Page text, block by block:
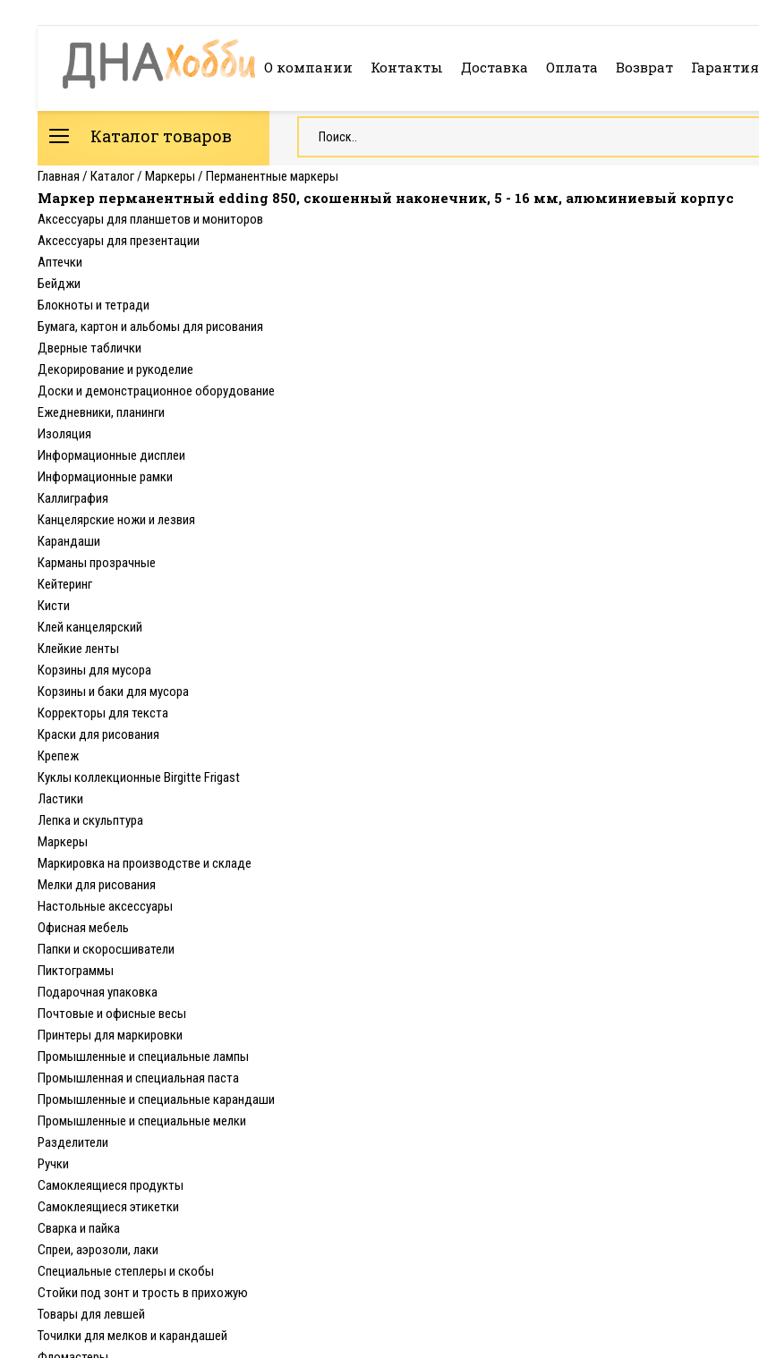
О компании Контакты Доставка Оплата Возврат Гарантия
Каталог товаров
Главная / Каталог/ Маркеры / Перманентные маркеры
Маркер перманентный edding 850, скошенный наконечник, 5 - 16 мм, алюминиевый корпус
Аксессуары для планшетов и мониторов
Аксессуары для презентации
Аптечки
Бейджи
Блокноты и тетради
Бумага, картон и альбомы для рисования
Дверные таблички
Декорирование и рукоделие
Доски и демонстрационное оборудование
Ежедневники, планинги
Изоляция
Информационные дисплеи
Информационные рамки
Каллиграфия
Канцелярские ножи и лезвия
Карандаши
Карманы прозрачные
Кейтеринг
Кисти
Клей канцелярский
Клейкие ленты
Корзины для мусора
Корзины и баки для мусора
Корректоры для текста
Краски для рисования
Крепеж
Куклы коллекционные Birgitte Frigast
Ластики
Лепка и скульптура
Маркеры
Маркировка на производстве и складе
Мелки для рисования
Настольные аксессуары
Офисная мебель
Папки и скоросшиватели
Пиктограммы
Подарочная упаковка
Почтовые и офисные весы
Принтеры для маркировки
Промышленные и специальные лампы
Промышленная и специальная паста
Промышленные и специальные карандаши
Промышленные и специальные мелки
Разделители
Ручки
Самоклеящиеся продукты
Самоклеящиеся этикетки
Сварка и пайка
Спреи, аэрозоли, лаки
Специальные степлеры и скобы
Стойки под зонт и трость в прихожую
Товары для левшей
Точилки для мелков и карандашей